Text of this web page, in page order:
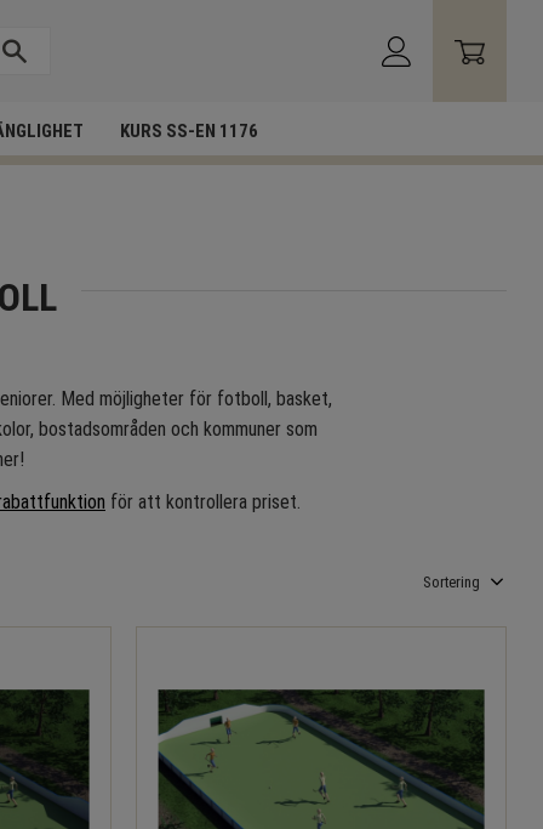
KURS SS-EN 1176
Med möjligheter för fotboll, basket,
bostadsområden och kommuner som
för att kontrollera priset.